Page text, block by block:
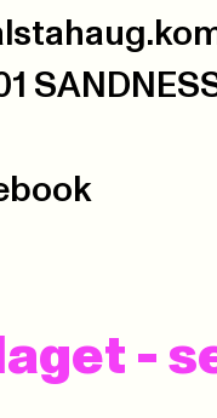
-